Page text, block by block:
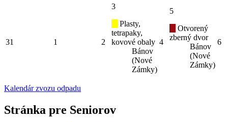
31 1 2
3
Plasty,
tetrapaky,
kovové obaly
Bánov
(Nové
Zámky)
4
5
Otvorený
zberný dvor
Bánov
(Nové
Zámky)
6
Kalendár zvozu odpadu
Stránka pre Seniorov